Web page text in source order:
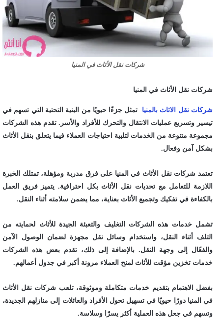
شركات نقل الأثاث في المنيا
شركات نقل الأثاث في المنيا
شركات نقل الاثاث بالمنيا تمثل جزءًا حيويًا من البنية التحتية التي تسهم في
تيسير وتسريع عمليات الانتقال والتحرك للأفراد والأسر. تقدم هذه الشركات
مجموعة متنوعة من الخدمات لتلبية احتياجات العملاء فيما يتعلق بنقل الأثاث
بشكل آمن وفعال.
تعتمد شركات نقل الأثاث في المنيا على فرق مدربة ومؤهلة، تمتلك الخبرة
اللازمة للتعامل مع تحديات نقل الأثاث بكل احترافية. يتميز فريق العمل
بالكفاءة في تفكيك وتجميع الأثاث بعناية، مما يضمن سلامته أثناء النقل.
تشمل خدمات هذه الشركات التغليف والتعبئة الجيدة للأثاث لحمايته من
التلف أثناء النقل، واستخدام وسائل نقل مجهزة لضمان الوصول الآمن
والفعّال إلى وجهة النقل. بالإضافة إلى ذلك، تقدم بعض هذه الشركات
خدمات تخزين مؤقت للأثاث لمنح العملاء مرونة أكبر في جدول أعمالهم.
بفضل الاهتمام بتقديم خدمات متكاملة وموثوقة، تلعب شركات نقل الأثاث
في المنيا دورًا حيويًا في تسهيل تحول الأفراد والعائلات إلى منازلهم الجديدة،
وتسهم في جعل هذه العملية أكثر يسرًا وسلاسة.